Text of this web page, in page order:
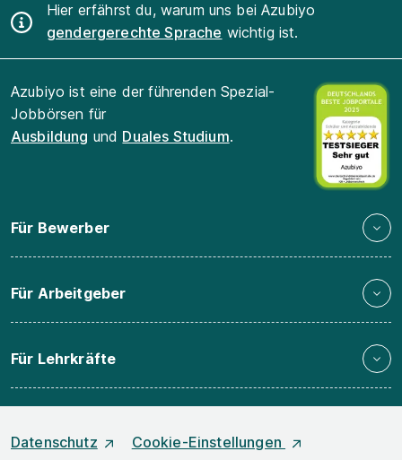
Hier erfährst du, warum uns bei Azubiyo
gendergerechte Sprache wichtig ist.
Azubiyo ist eine der führenden Spezial-
Jobbörsen für
Ausbildung und Duales Studium.
Für Bewerber
Für Arbeitgeber
Für Lehrkräfte
Datenschutz Cookie-Einstellungen